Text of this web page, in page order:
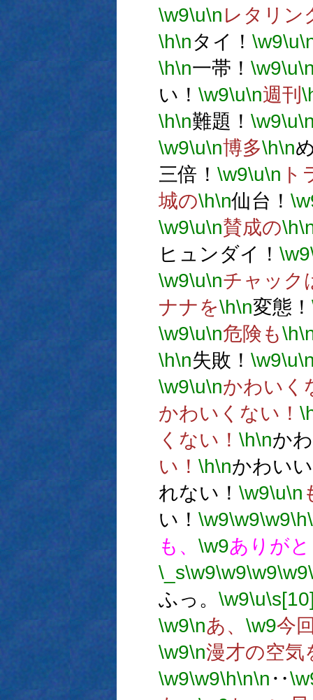
\w9\u\nレタリン
\h\nタイ！ \w9\u
\h\n一帯！ \w9\u
い！ \w9\u\n週刊
\h\n難題！ \w9\u
\w9\u\n博多\h\n
三倍！ \w9\u\n ト
城の\h\n仙台！
\w9\u\n賛成の\h
ヒュンダイ！ \w9
\w9\u\nチャック
ナナを\h\n変態！
\w9\u\n危険も\h
\h\n失敗！ \w9\u
\w9\u\nかわいく
かわいくない！
くない！ \h\nか
い！ \h\nかわい
れない！ \w9\u\n
い！ \w9\w9\w9\h
も、 \w9ありが
\_s\w9\w9\w9\w9
ふっ。 \w9\u
\w9\nあ、 \w9今
\w9\n漫才の空気
\w9\w9\h\n\n ‥